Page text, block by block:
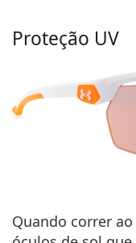
Proteção UV
Quando correr